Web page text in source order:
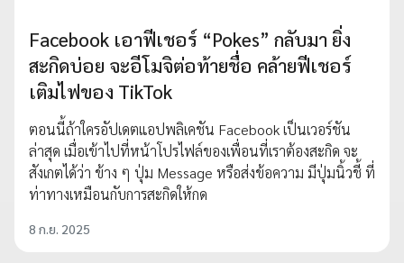
Facebook เอาฟีเชอร์ “Pokes” กลับมา ยิ่ง
สะกิดบ่อย จะอีโมจิต่อท้ายชื่อ คล้ายฟีเชอร์
เติมไฟของ TikTok
ตอนนี้ถ้าใครอัปเดตแอปพลิเคชัน Facebook เป็นเวอร์ชัน
ล่าสุด เมื่อเข้าไปที่หน้าโปรไฟล์ของเพื่อนที่เราต้องสะกิด จะ
สังเกตได้ว่า ข้าง ๆ ปุ่ม Message หรือส่งข้อความ มีปุ่มนิ้วชี้ ที่
ท่าทางเหมือนกับการสะกิดให้กด
8 ก.ย. 2025